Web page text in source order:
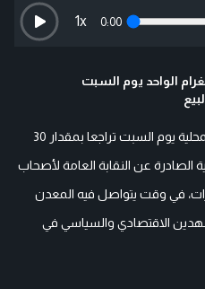
0:00
1x
شهدت أسعار الذهب في السوق المحلية يوم السبت تراجعا بمقدار 30
الصادرة عن النقابة العامة لأصحاب
في وقت يتواصل فيه المعدن
الاقتصادي والسياسي في